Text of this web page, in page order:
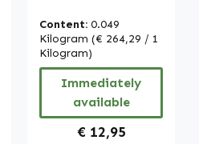
slikken - voor
immuunsysteem,
botten, huid en
meer - hoge
dosering en
vegan | Warnke
Vitalstoffe
Content: 0.049
Kilogram (€ 264,29 / 1
Kilogram)
Immediately
available
Regular price:
€ 12,95